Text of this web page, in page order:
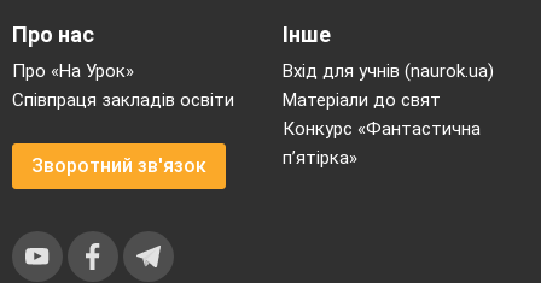
Про нас
Про «На Урок»
Співпраця закладів освіти
Зворотний зв'язок
Інше
Вхід для учнів (naurok.ua)
Матеріали до свят
Конкурс «Фантастична
п’ятірка»